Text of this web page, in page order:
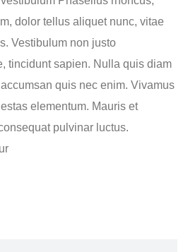
dolor tellus aliquet nunc, vitae
Vestibulum non justo
tincidunt sapien. Nulla quis diam
quis nec enim. Vivamus
elementum. Mauris et
pulvinar luctus.